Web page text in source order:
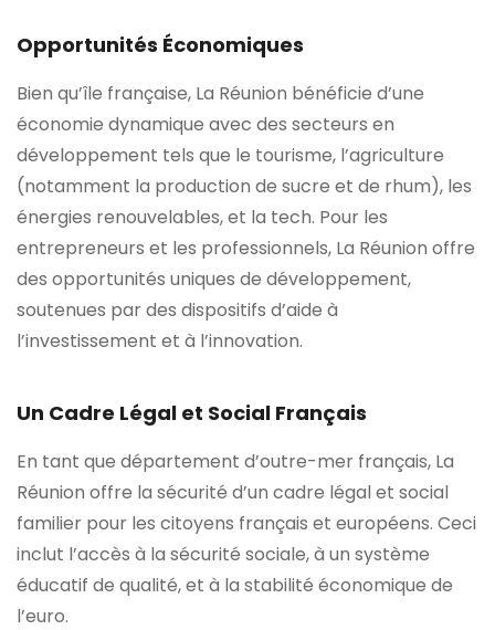
Opportunités Économiques
Bien qu’île française, La Réunion bénéficie d’une
économie dynamique avec des secteurs en
développement tels que le tourisme, l’agriculture
(notamment la production de sucre et de rhum), les
énergies renouvelables, et la tech. Pour les
entrepreneurs et les professionnels, La Réunion offre
des opportunités uniques de développement,
soutenues par des dispositifs d’aide à
l’investissement et à l’innovation.
Un Cadre Légal et Social Français
En tant que département d’outre-mer français, La
Réunion offre la sécurité d’un cadre légal et social
familier pour les citoyens français et européens. Ceci
inclut l’accès à la sécurité sociale, à un système
éducatif de qualité, et à la stabilité économique de
l’euro.